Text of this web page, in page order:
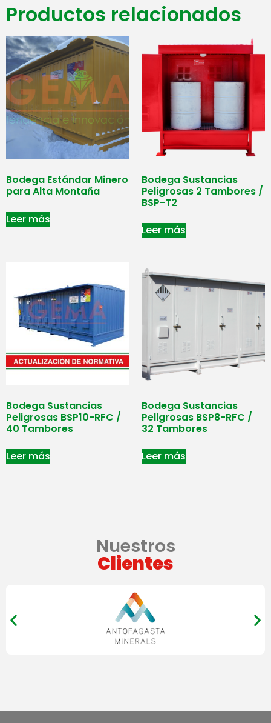
Productos relacionados
Bodega Estándar Minero
para Alta Montaña
Leer más
Bodega Sustancias
Peligrosas 2 Tambores /
BSP-T2
Leer más
Bodega Sustancias
Peligrosas BSP10-RFC /
40 Tambores
Leer más
Bodega Sustancias
Peligrosas BSP8-RFC /
32 Tambores
Leer más
Nuestros
Clientes